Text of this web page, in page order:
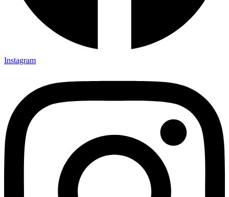
Instagram